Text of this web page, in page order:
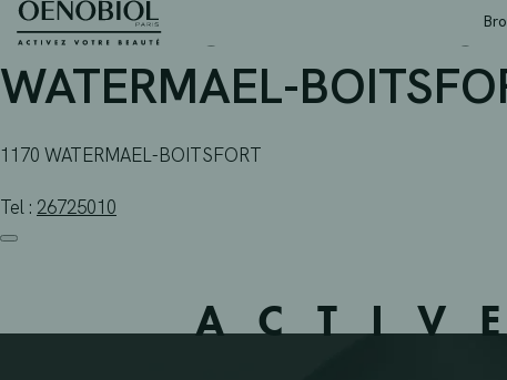
SkipPHARMACIE
WATERMAEL-
1170 WATERMAEL-BOITSFORT
Tel : 26725010